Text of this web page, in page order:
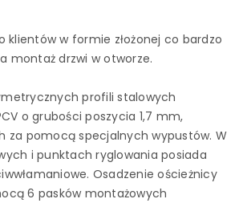
klientów w formie złożonej co bardzo
montaż drzwi w otworze.
profili stalowych
o grubości poszycia 1,7 mm,
za pomocą specjalnych wypustów. W
i punktach ryglowania posiada
Osadzenie ościeżnicy
6 pasków montażowych